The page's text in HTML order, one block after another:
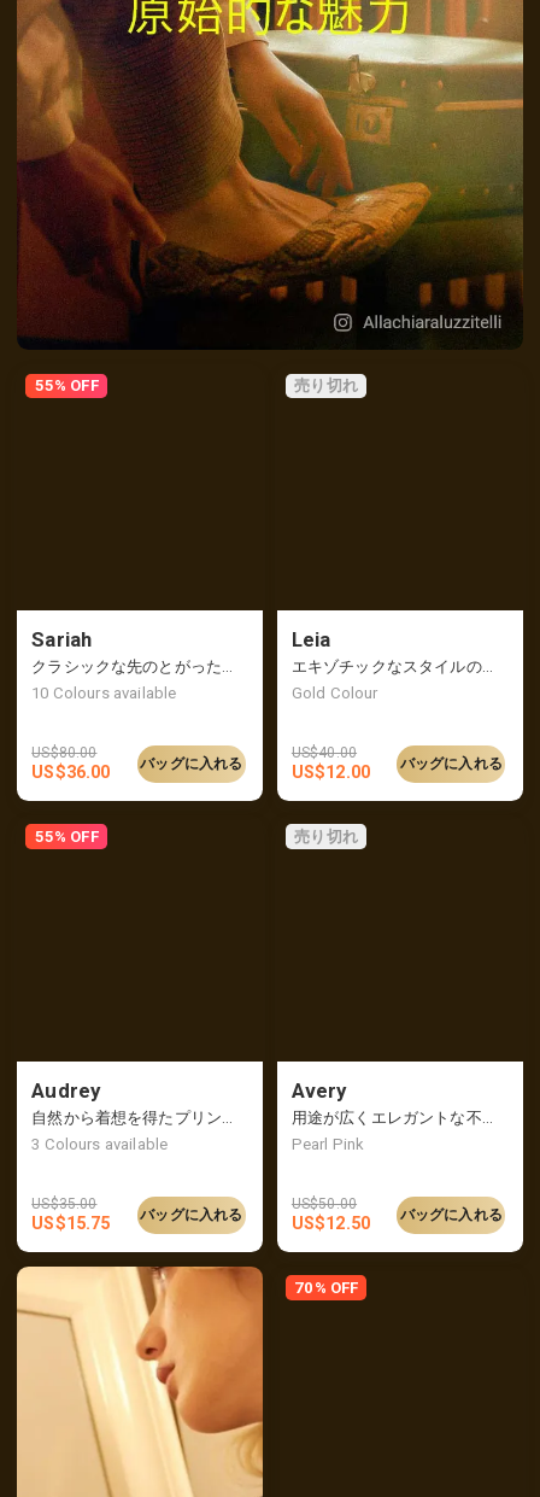
55% OFF
Sariah
クラシックな先のとがったつま先のスリングバックヒール、レトロでエレガントな雰囲気
10 Colours available
US$80.00
US$36.00 バッグに入れる
売り切れ
Leia
エキゾチックなスタイルのチェーンとビーズのミックスペンダント
Gold Colour
US$40.00
US$12.00 バッグに入れる
55% OFF
Audrey
3 Colours available
US$35.00
US$15.75 バッグに入れる
売り切れ
Avery
Pearl Pink
US$50.00
US$12.50 バッグに入れる
70% OFF